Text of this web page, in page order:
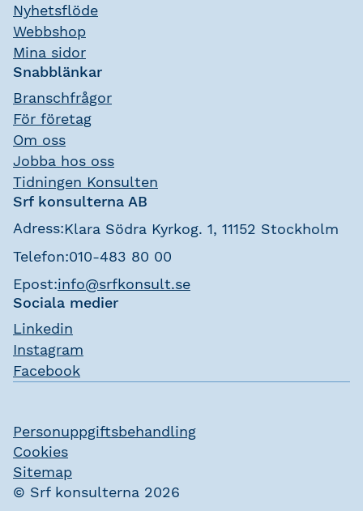
Nyhetsflöde
Webbshop
Mina sidor
Snabblänkar
Branschfrågor
För företag
Om oss
Jobba hos oss
Tidningen Konsulten
Srf konsulterna AB
Adress:Klara Södra Kyrkog. 1, 11152 Stockholm
Telefon:010-483 80 00
Epost:info@srfkonsult.se
Sociala medier
Linkedin
Instagram
Facebook
Personuppgiftsbehandling
Cookies
Sitemap
© Srf konsulterna 2026